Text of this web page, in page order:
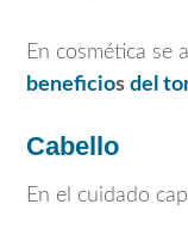
En cosmética se
beneficios del
Cabello
En el cuidado